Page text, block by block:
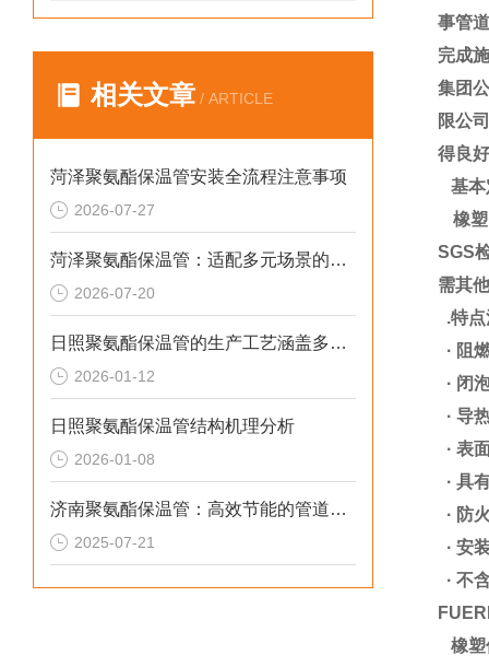
相关文章 / ARTICLE
菏泽聚氨酯保温管安装全流程注意事项
2026-07-27
菏泽聚氨酯保温管：适配多元场景的高效保温输送材料
2026-07-20
日照聚氨酯保温管的生产工艺涵盖多个环节
2026-01-12
日照聚氨酯保温管结构机理分析
2026-01-08
济南聚氨酯保温管：高效节能的管道保温材料
2025-07-21
事管
完成
集团
限公
得良
基本
橡塑
SGS
需其
.特点
· 阻
· 闭
· 导
· 表
· 具
· 防
· 安
· 不
橡塑